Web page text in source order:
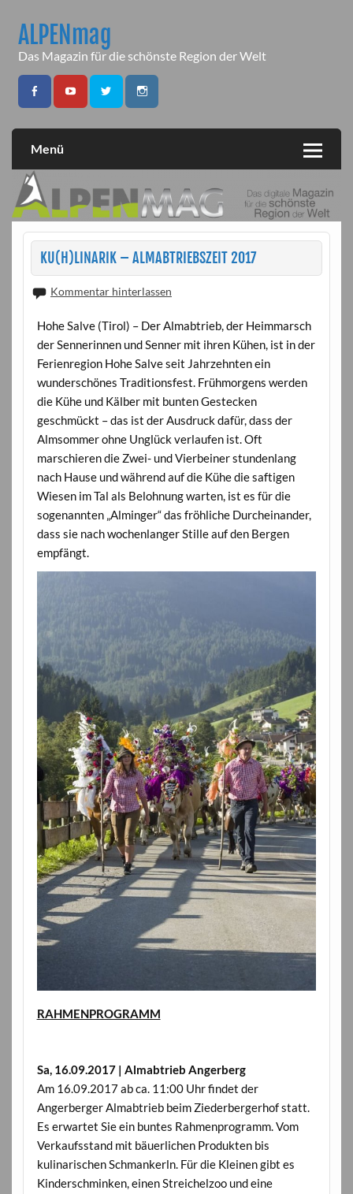
contentALPENmag
Das Magazin für die schönste Region der Welt
Menü
KU(H)LINARIK – ALMABTRIEBSZEIT 2017
Kommentar hinterlassen
Hohe Salve (Tirol) – Der Almabtrieb, der Heimmarsch
der Sennerinnen und Senner mit ihren Kühen, ist in der
Ferienregion Hohe Salve seit Jahrzehnten ein
wunderschönes Traditionsfest. Frühmorgens werden
die Kühe und Kälber mit bunten Gestecken
geschmückt – das ist der Ausdruck dafür, dass der
Almsommer ohne Unglück verlaufen ist. Oft
marschieren die Zwei- und Vierbeiner stundenlang
nach Hause und während auf die Kühe die saftigen
Wiesen im Tal als Belohnung warten, ist es für die
sogenannten „Alminger“ das fröhliche Durcheinander,
dass sie nach wochenlanger Stille auf den Bergen
empfängt.
RAHMENPROGRAMM
Sa, 16.09.2017 | Almabtrieb Angerberg
Am 16.09.2017 ab ca. 11:00 Uhr findet der
Angerberger Almabtrieb beim Ziederbergerhof statt.
Es erwartet Sie ein buntes Rahmenprogramm. Vom
Verkaufsstand mit bäuerlichen Produkten bis
kulinarischen Schmankerln. Für die Kleinen gibt es
Kinderschminken, einen Streichelzoo und eine